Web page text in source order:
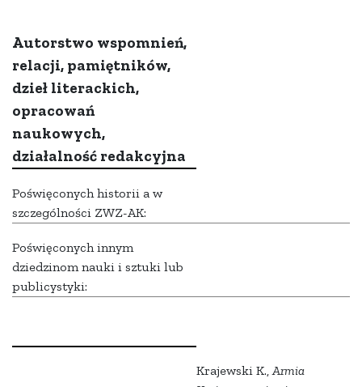
Autorstwo wspomnień,
relacji, pamiętników,
dzieł literackich,
opracowań
naukowych,
działalność redakcyjna
Poświęconych historii a w
szczególności ZWZ-AK:
Poświęconych innym
dziedzinom nauki i sztuki lub
publicystyki:
Krajewski K.,Armia